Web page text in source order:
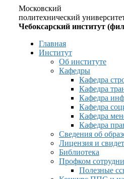
Московский
политехнический
Чебоксарский институт
Главная
Институт
Об институте
Кафедры
Кафедра
Кафедра
Кафедра
Кафедра
Кафедра
Кафедра
Сведения об
Лицензия и
Библиотека
Профком
Полезные